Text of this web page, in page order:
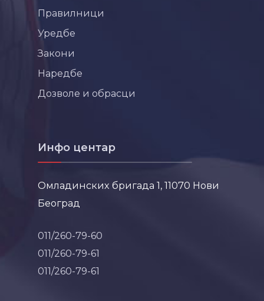
Правилници
Уредбе
Закони
Наредбе
Дозволе и обрасци
Инфо центар
Омладинских бригада 1, 11070 Нови
Београд
011/260-79-60
011/260-79-61
011/260-79-61